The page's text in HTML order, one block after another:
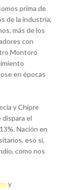
prima de
de la industria,
más de los
con
Montoro
en épocas
y Chipre
dispara el
Nación en
eso sí,
como nos
y